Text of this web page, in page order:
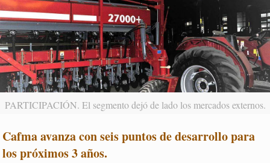
PARTICIPACIÓN. El segmento dejó de lado los mercados externos.
Cafma avanza con seis puntos de desarrollo para
los próximos 3 años.